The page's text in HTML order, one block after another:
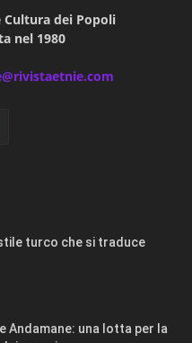
Cultura dei Popoli
nel 1980
turco che si traduce
Andamane: una lotta per la